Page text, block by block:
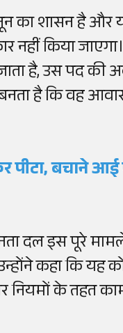
का शासन है और
नहीं किया
है, उस पद की
है कि वह
बचाने आई
दल इस पूरे
कहा कि यह
नियमों के तहत